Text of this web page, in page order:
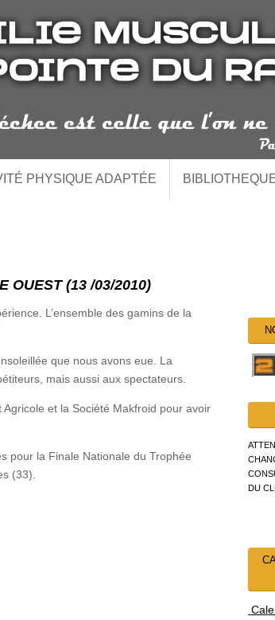
PHYSIQUE ADAPTÉE
OUEST (13 /03/2010)
L’ensemble des gamins de la
que nous avons eue. La
mais aussi aux spectateurs.
et la Société Makfroid pour avoir
pour la Finale Nationale du Trophée
(33).
DU